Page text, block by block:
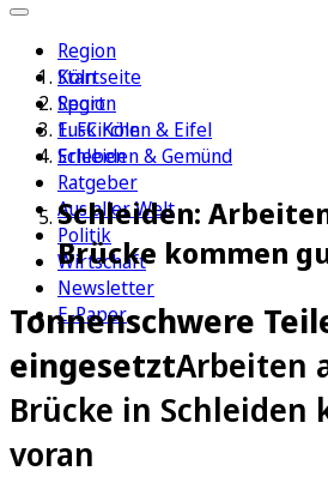
Region
Köln
Sport
1. FC Köln
Erleben
Ratgeber
Aus aller Welt
Politik
Wirtschaft
Newsletter
E-Paper
Startseite
Region
Euskirchen & Eifel
Schleiden & Gemünd
Schleiden:
Brücke kommen
Tonnenschwere
eingesetztArbeiten
Brücke in Schleiden
voran